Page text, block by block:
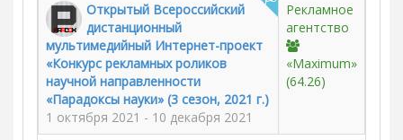
Открытый Всероссийский
дистанционный
мультимедийный Интернет-проект
«Конкурс рекламных роликов
научной направленности
«Парадоксы науки» (3 сезон, 2021 г.)
1 октября 2021 - 10 декабря 2021
Рекламное
агентство
«Maximum»
(64.26)